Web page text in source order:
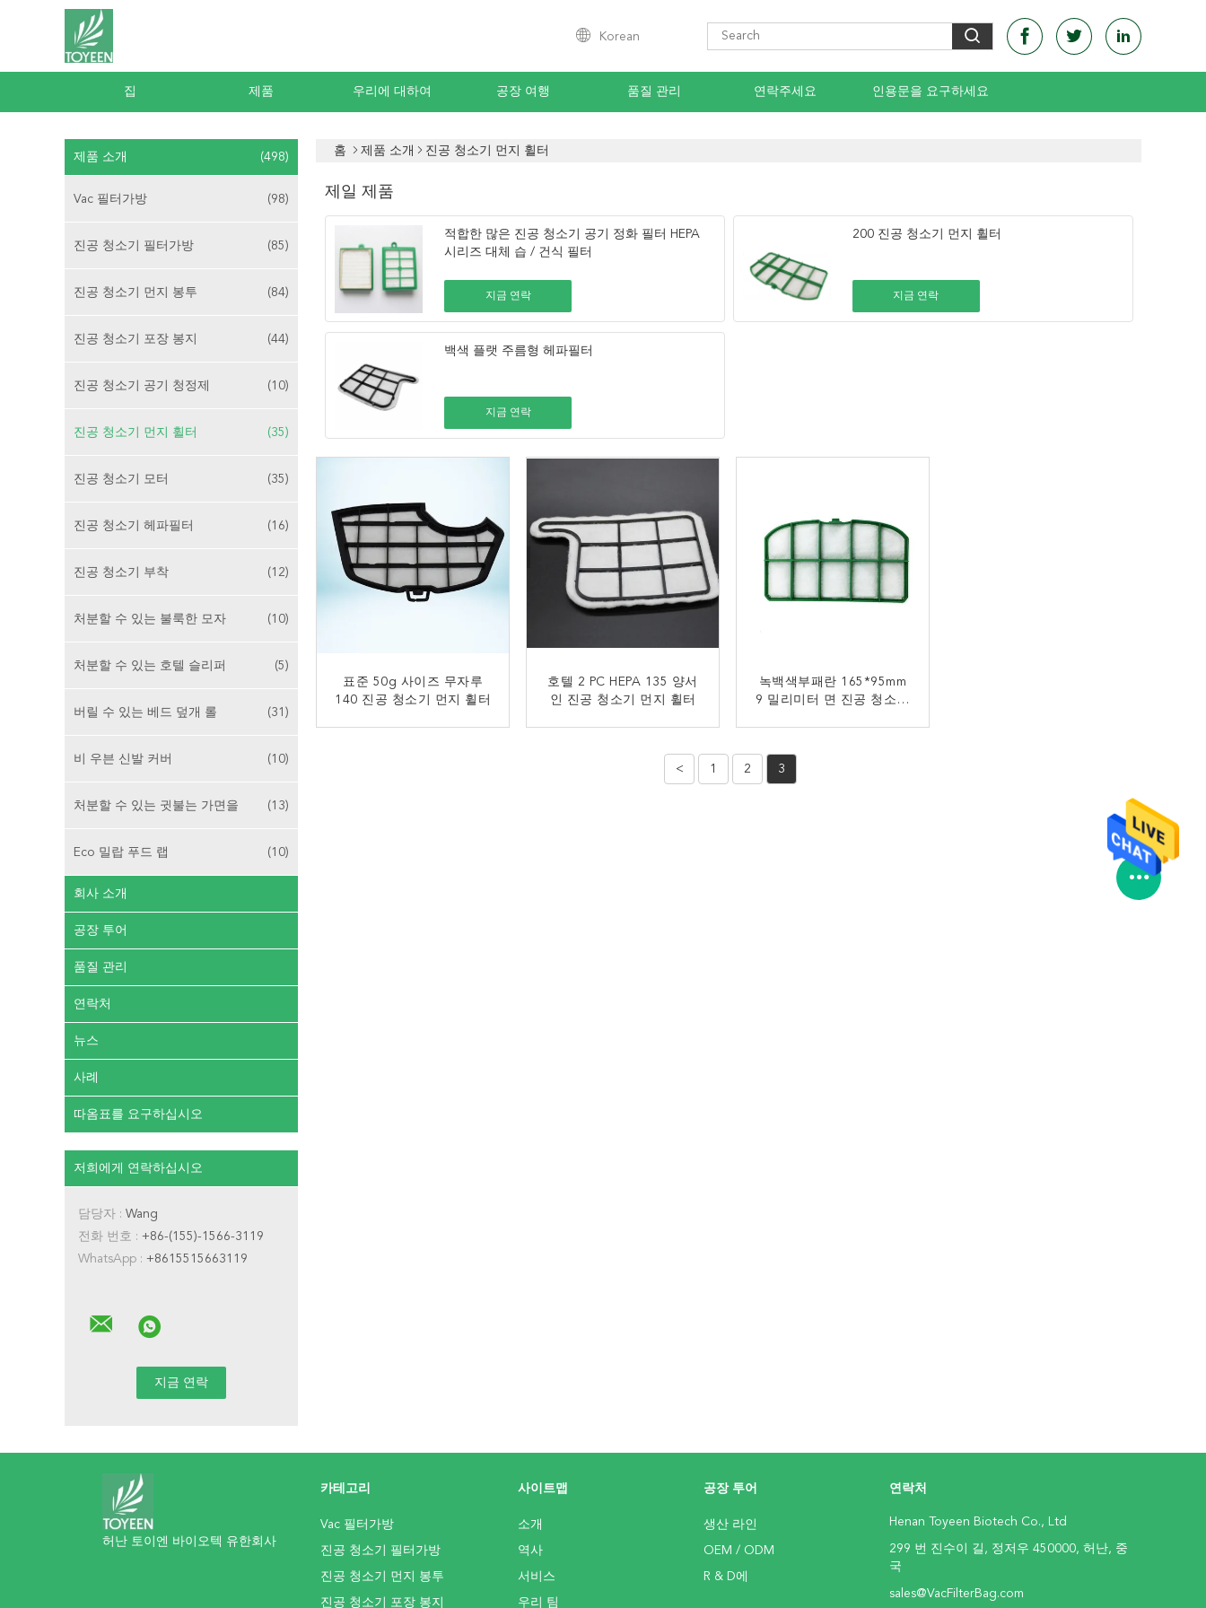
Korean
집 제품 우리에 대하여 공장 여행 품질 관리 연락주세요 인용문을 요구하세요
제품 소개 (498)
Vac 필터가방 (98)
진공 청소기 필터가방 (85)
진공 청소기 먼지 봉투 (84)
진공 청소기 포장 봉지 (44)
진공 청소기 공기 청정제 (10)
진공 청소기 먼지 휠터 (35)
진공 청소기 모터 (35)
진공 청소기 헤파필터 (16)
진공 청소기 부착 (12)
처분할 수 있는 불룩한 모자 (10)
처분할 수 있는 호텔 슬리퍼 (5)
버릴 수 있는 베드 덮개 롤 (31)
비 우븐 신발 커버 (10)
처분할 수 있는 귓불는 가면을 (13)
Eco 밀랍 푸드 랩 (10)
회사 소개
공장 투어
품질 관리
연락처
뉴스
사례
따옴표를 요구하십시오
저희에게 연락하십시오
담당자 : Wang
전화 번호 : +86-(155)-1566-3119
WhatsApp : +8615515663119
홈 제품 소개 진공 청소기 먼지 휠터
제일 제품
적합한 많은 진공 청소기 공기 정화 필터 HEPA
시리즈 대체 습 / 건식 필터
지금 연락
200 진공 청소기 먼지 휠터
지금 연락
백색 플랫 주름형 헤파필터
지금 연락
표준 50g 사이즈 무자루
140 진공 청소기 먼지 휠터
호텔 2 PC HEPA 135 양서
인 진공 청소기 먼지 휠터
녹백색부패란 165*95mm
9 밀리미터 면 진공 청소기
< 1 2 3
허난 토이엔 바이오텍 유한회사
카테고리
Vac 필터가방
진공 청소기 필터가방
진공 청소기 먼지 봉투
진공 청소기 포장 봉지
사이트맵
소개
역사
서비스
우리 팀
공장 투어
생산 라인
OEM / ODM
R & D에
연락처
Henan Toyeen Biotech Co., Ltd
299 번 진수이 길, 정저우 450000, 허난, 중
국
sales@VacFilterBag.com